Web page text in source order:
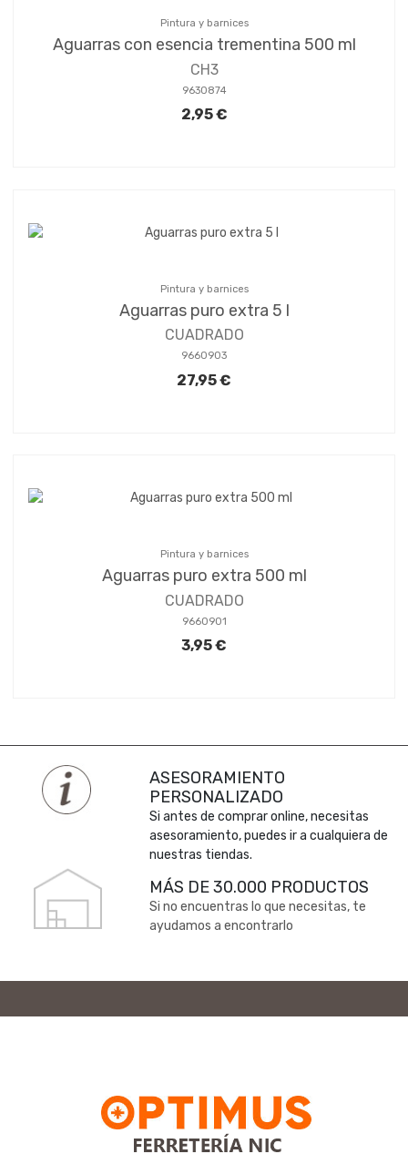
Pintura y barnices
Aguarras con esencia trementina 500 ml
CH3
9630874
2,95 €
Pintura y barnices
Aguarras puro extra 5 l
CUADRADO
9660903
27,95 €
Pintura y barnices
Aguarras puro extra 500 ml
CUADRADO
9660901
3,95 €
ASESORAMIENTO
PERSONALIZADO
Si antes de comprar online, necesitas
asesoramiento, puedes ir a cualquiera de
nuestras tiendas.
MÁS DE 30.000 PRODUCTOS
Si no encuentras lo que necesitas, te
ayudamos a encontrarlo